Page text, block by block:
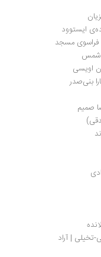
مسجد
نگاهی به 9 اقتباس سینمایی ‌از رمان‌های علمی-تخیلی | آراد